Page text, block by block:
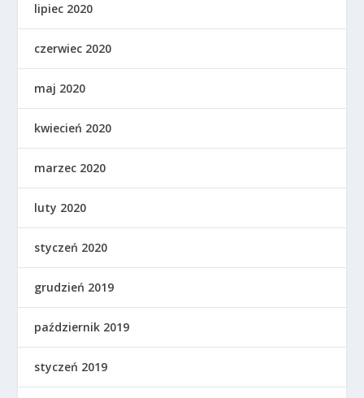
lipiec 2020
czerwiec 2020
maj 2020
kwiecień 2020
marzec 2020
luty 2020
styczeń 2020
grudzień 2019
październik 2019
styczeń 2019